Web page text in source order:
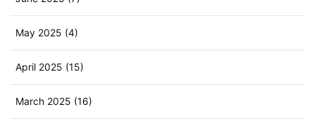
May 2025 (4)
April 2025 (15)
March 2025 (16)